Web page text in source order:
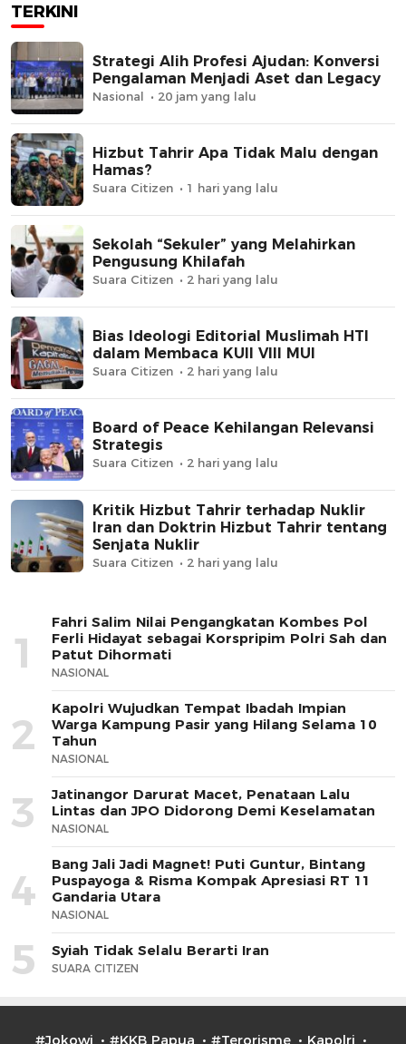
TERKINI
Strategi Alih Profesi Ajudan: Konversi
Pengalaman Menjadi Aset dan Legacy
Nasional 20 jam yang lalu
Hizbut Tahrir Apa Tidak Malu dengan
Hamas?
Suara Citizen 1 hari yang lalu
Sekolah “Sekuler” yang Melahirkan
Pengusung Khilafah
Suara Citizen 2 hari yang lalu
Bias Ideologi Editorial Muslimah HTI
dalam Membaca KUII VIII MUI
Suara Citizen 2 hari yang lalu
Board of Peace Kehilangan Relevansi
Strategis
Suara Citizen 2 hari yang lalu
Kritik Hizbut Tahrir terhadap Nuklir
Iran dan Doktrin Hizbut Tahrir tentang
Senjata Nuklir
Suara Citizen 2 hari yang lalu
1
Fahri Salim Nilai Pengangkatan Kombes Pol
Ferli Hidayat sebagai Korspripim Polri Sah dan
Patut Dihormati
NASIONAL
2
Kapolri Wujudkan Tempat Ibadah Impian
Warga Kampung Pasir yang Hilang Selama 10
Tahun
NASIONAL
3
Jatinangor Darurat Macet, Penataan Lalu
Lintas dan JPO Didorong Demi Keselamatan
NASIONAL
4
Bang Jali Jadi Magnet! Puti Guntur, Bintang
Puspayoga & Risma Kompak Apresiasi RT 11
Gandaria Utara
NASIONAL
5 Syiah Tidak Selalu Berarti Iran
SUARA CITIZEN
#Jokowi #KKB Papua #Terorisme Kapolri